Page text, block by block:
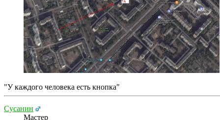
"У каждого человека есть кнопка"
Сусанин
Мастер